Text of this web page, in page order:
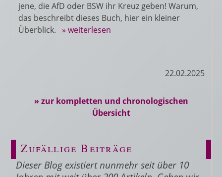
jene, die AfD oder BSW ihr Kreuz geben! Warum,
das beschreibt dieses Buch, hier ein kleiner
Überblick.» weiterlesen
22.02.2025
» zur kompletten und chronologischen
Übersicht
Zufällige Beiträge
Dieser Blog existiert nunmehr seit über 10